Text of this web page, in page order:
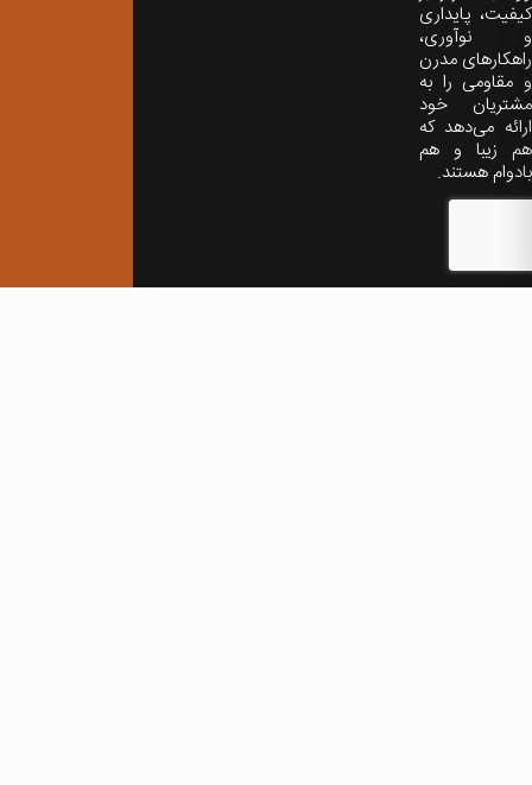
کیفیت، پایداری
و نوآوری،
راهکارهای مدرن
و مقاومی را به
مشتریان خود
ارائه می‌دهد که
هم زیبا و هم
بادوام هستند.